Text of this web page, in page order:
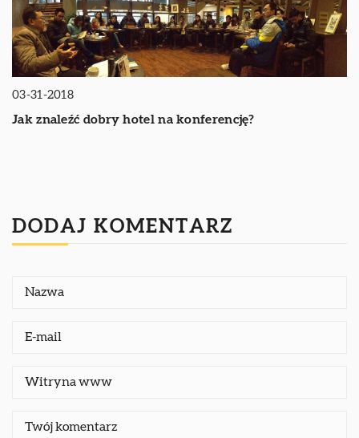
03-31-2018
Jak znaleźć dobry hotel na konferencję?
DODAJ KOMENTARZ